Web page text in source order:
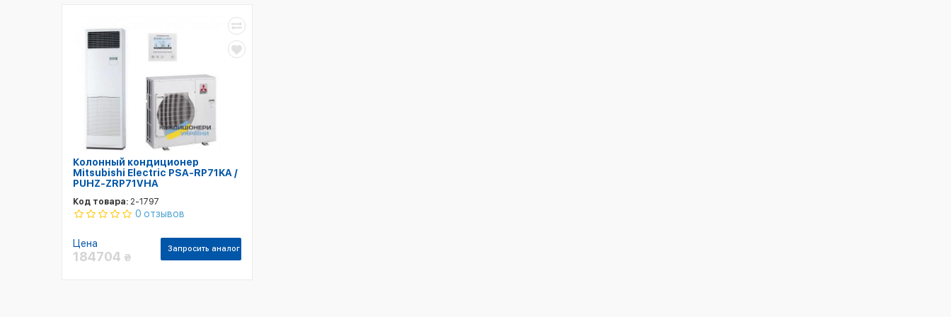
Колонный кондиционер
Mitsubishi Electric PSA-RP71KA /
PUHZ-ZRP71VHA
Код товара: 2-1797
0 отзывов
Цена
184704 ₴
Запросить аналог